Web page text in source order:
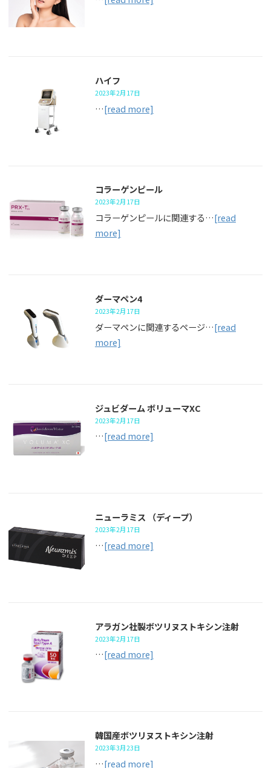
ハイフ
2023年2月17日
…[read more]
コラーゲンピール
2023年2月17日
コラーゲンピールに関連する…[read
more]
ダーマペン4
2023年2月17日
ダーマペンに関連するページ…[read
more]
ジュビダーム ボリューマXC
2023年2月17日
…[read more]
ニューラミス （ディープ）
2023年2月17日
…[read more]
アラガン社製ボツリヌストキシン注射
2023年2月17日
…[read more]
韓国産ボツリヌストキシン注射
2023年3月23日
…[read more]